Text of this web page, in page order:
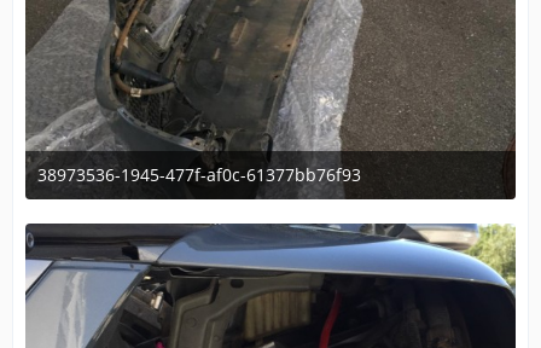
38973536-1945-477f-af0c-61377bb76f93
30. Mai 2020 um 23:34